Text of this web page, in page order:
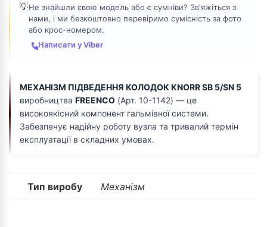
💡Не знайшли свою модель або є сумніви? Зв'яжіться з
нами, і ми безкоштовно перевіримо сумісність за фото
або крос-номером.
Написати у Viber
МЕХАНІЗМ ПІДВЕДЕННЯ КОЛОДОК KNORR SB 5/SN 5
виробництва FREENCO (Арт. 10-1142) — це
високоякісний компонент гальмівної системи.
Забезпечує надійну роботу вузла та тривалий термін
експлуатації в складних умовах.
Тип виробу Механізм